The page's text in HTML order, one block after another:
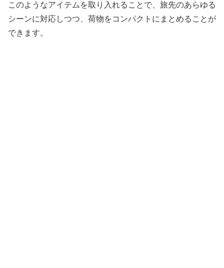
このようなアイテムを取り入れることで、旅先のあらゆる
シーンに対応しつつ、荷物をコンパクトにまとめることが
できます。